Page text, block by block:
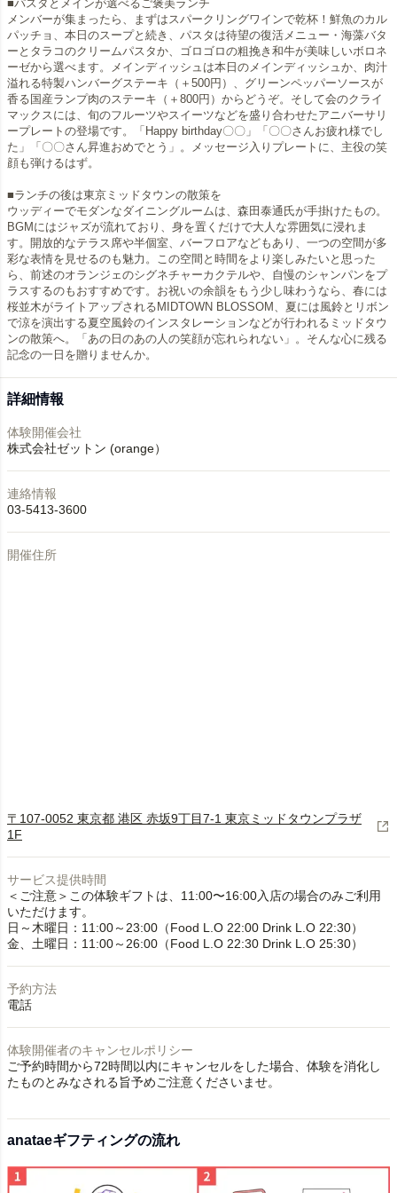
■パスタとメインが選べるご褒美ランチ
メンバーが集まったら、まずはスパークリングワインで乾杯！鮮魚のカル
パッチョ、本日のスープと続き、パスタは待望の復活メニュー・海藻バタ
ーとタラコのクリームパスタか、ゴロゴロの粗挽き和牛が美味しいボロネ
ーゼから選べます。メインディッシュは本日のメインディッシュか、肉汁
溢れる特製ハンバーグステーキ（＋500円）、グリーンペッパーソースが
香る国産ランプ肉のステーキ（＋800円）からどうぞ。そして会のクライ
マックスには、旬のフルーツやスイーツなどを盛り合わせたアニバーサリ
ープレートの登場です。「Happy birthday〇〇」「〇〇さんお疲れ様でし
た」「〇〇さん昇進おめでとう」。メッセージ入りプレートに、主役の笑
顔も弾けるはず。
■ランチの後は東京ミッドタウンの散策を
ウッディーでモダンなダイニングルームは、森田泰通氏が手掛けたもの。
BGMにはジャズが流れており、身を置くだけで大人な雰囲気に浸れま
す。開放的なテラス席や半個室、バーフロアなどもあり、一つの空間が多
彩な表情を見せるのも魅力。この空間と時間をより楽しみたいと思った
ら、前述のオランジェのシグネチャーカクテルや、自慢のシャンパンをプ
ラスするのもおすすめです。お祝いの余韻をもう少し味わうなら、春には
桜並木がライトアップされるMIDTOWN BLOSSOM、夏には風鈴とリボン
で涼を演出する夏空風鈴のインスタレーションなどが行われるミッドタウ
ンの散策へ。「あの日のあの人の笑顔が忘れられない」。そんな心に残る
記念の一日を贈りませんか。
詳細情報
体験開催会社
株式会社ゼットン (orange）
連絡情報
03-5413-3600
開催住所
〒107-0052 東京都 港区 赤坂9丁目7-1 東京ミッドタウンプラザ
1F
サービス提供時間
＜ご注意＞この体験ギフトは、11:00〜16:00入店の場合のみご利用
いただけます。
日～木曜日：11:00～23:00（Food L.O 22:00 Drink L.O 22:30）
金、土曜日：11:00～26:00（Food L.O 22:30 Drink L.O 25:30）
予約方法
電話
体験開催者のキャンセルポリシー
ご予約時間から72時間以内にキャンセルをした場合、体験を消化し
たものとみなされる旨予めご注意くださいませ。
anataeギフティングの流れ